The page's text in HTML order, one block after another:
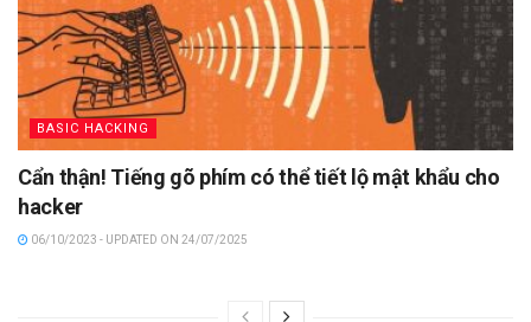
BASIC HACKING
Cẩn thận! Tiếng gõ phím có thể tiết lộ mật khẩu cho
hacker
06/10/2023 - UPDATED ON 24/07/2025